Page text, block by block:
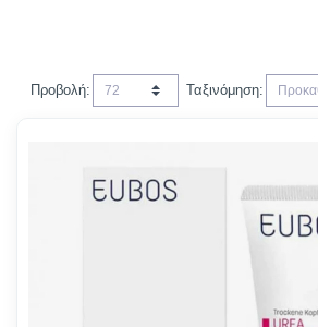
Προβολή: Ταξινόμηση: